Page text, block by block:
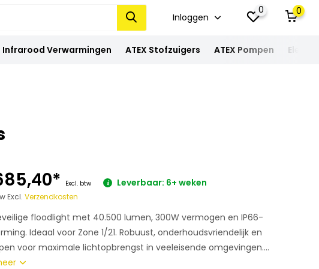
Inloggen
0 0
Infrarood Verwarmingen ATEX Stofzuigers ATEX Pompen Elektra
* Excl. btw Leverbaar: 6+ weken
Excl.Verzendkosten
floodlight met 40.500 lumen, 300W vermogen en IP66-
Ideaal voor Zone 1/21. Robuust, onderhoudsvriendelijk en
voor maximale lichtopbrengst in veeleisende omgevingen....